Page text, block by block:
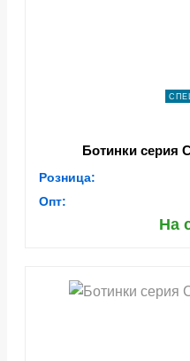
Ботинки серия
Розница:
Опт:
На